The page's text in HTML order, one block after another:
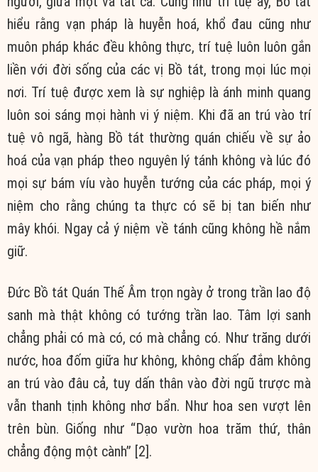
hiểu rằng vạn pháp là huyễn hoá, khổ đau cũng như
muôn pháp khác đều không thực, trí tuệ luôn luôn gắn
liền với đời sống của các vị Bồ tát, trong mọi lúc mọi
nơi. Trí tuệ được xem là sự nghiệp là ánh minh quang
luôn soi sáng mọi hành vi ý niệm. Khi đã an trú vào trí
tuệ vô ngã, hàng Bồ tát thường quán chiếu về sự ảo
hoá của vạn pháp theo nguyên lý tánh không và lúc đó
mọi sự bám víu vào huyễn tướng của các pháp, mọi ý
niệm cho rằng chúng ta thực có sẽ bị tan biến như
mây khói. Ngay cả ý niệm về tánh cũng không hề nắm
giữ.
Đức Bồ tát Quán Thế Âm trọn ngày ở trong trần lao độ
sanh mà thật không có tướng trần lao. Tâm lợi sanh
chẳng phải có mà có, có mà chẳng có. Như trăng dưới
nước, hoa đốm giữa hư không, không chấp đắm không
an trú vào đâu cả, tuy dấn thân vào đời ngũ trược mà
vẫn thanh tịnh không nhơ bẩn. Như hoa sen vượt lên
trên bùn. Giống như “Dạo vườn hoa trăm thứ, thân
chẳng động một cành” [2].